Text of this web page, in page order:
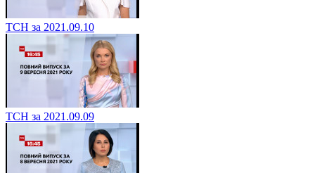
ТСН за 2021.09.10
ТСН за 2021.09.09